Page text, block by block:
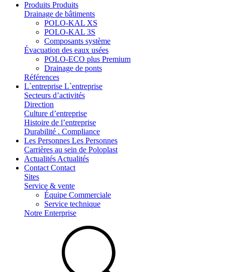
Produits Produits
Drainage de bâtiments
POLO-KAL XS
POLO-KAL 3S
Composants système
Évacuation des eaux usées
POLO-ECO plus Premium
Drainage de ponts
Références
L`entreprise L`entreprise
Secteurs d’activités
Direction
Culture d’entreprise
Histoire de l’entreprise
Durabilité . Compliance
Les Personnes Les Personnes
Carrières au sein de Poloplast
Actualités Actualités
Contact Contact
Sites
Service & vente
Équipe Commerciale
Service technique
Notre Enterprise